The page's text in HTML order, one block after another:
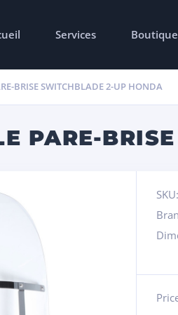
Services Boutique
BRISE SWITCHBLADE 2-UP HONDA
PARE-
SKU: